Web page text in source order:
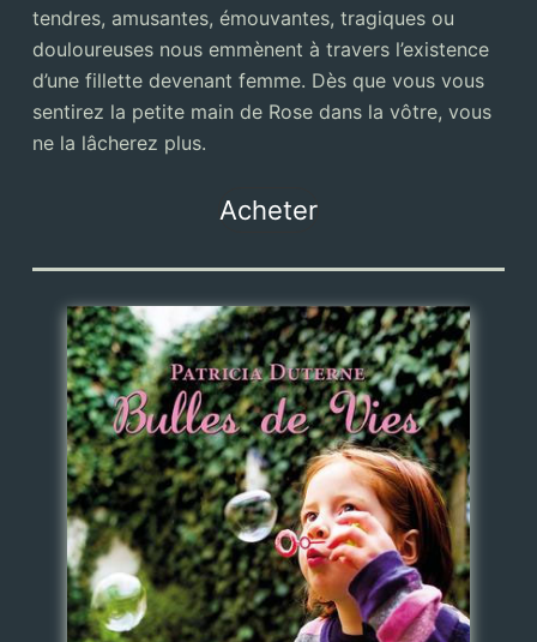
tendres, amusantes, émouvantes, tragiques ou
douloureuses nous emmènent à travers l’existence
d’une fillette devenant femme. Dès que vous vous
sentirez la petite main de Rose dans la vôtre, vous
ne la lâcherez plus.
Acheter